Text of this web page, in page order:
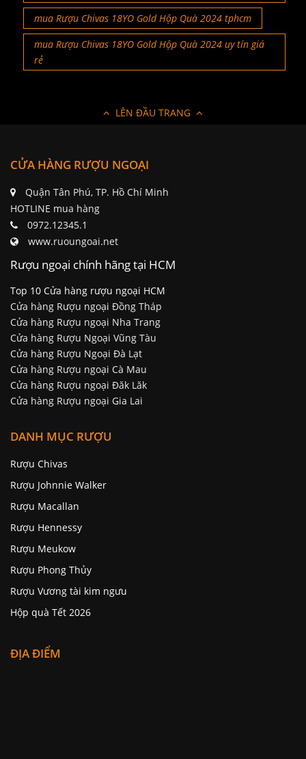
mua Rượu Chivas 18YO Gold Hộp Quà 2024 tphcm
mua Rượu Chivas 18YO Gold Hộp Quà 2024 uy tín giá
rẻ
LÊN ĐẦU TRANG
CỬA HÀNG RƯỢU NGOẠI
Quận Tân Phú, TP. Hồ Chí Minh
HOTLINE mua hàng
0972.12345.1
www.ruoungoai.net
Rượu ngoại chính hãng tại HCM
Top 10 Cửa hàng rượu ngoại HCM
Cửa hàng Rượu ngoại Đồng Tháp
Cửa hàng Rượu ngoại Nha Trang
Cửa hàng Rượu Ngoại Vũng Tàu
Cửa hàng Rượu Ngoại Đà Lạt
Cửa hàng Rượu ngoại Cà Mau
Cửa hàng Rượu ngoại Đăk Lăk
Cửa hàng Rượu ngoại Gia Lai
DANH MỤC RƯỢU
Rượu Chivas
Rượu Johnnie Walker
Rượu Macallan
Rượu Hennessy
Rượu Meukow
Rượu Phong Thủy
Rượu Vương tài kim ngưu
Hộp quà Tết 2026
ĐỊA ĐIỂM